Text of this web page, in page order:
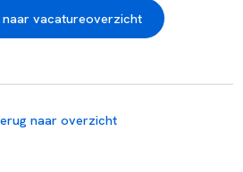
naar vacatureoverzicht
naar overzicht